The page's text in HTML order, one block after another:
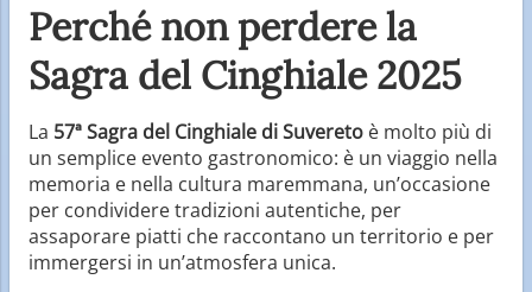
Perché non perdere la
Sagra del Cinghiale 2025
La 57ª Sagra del Cinghiale di Suvereto è molto più di
un semplice evento gastronomico: è un viaggio nella
memoria e nella cultura maremmana, un’occasione
per condividere tradizioni autentiche, per
assaporare piatti che raccontano un territorio e per
immergersi in un’atmosfera unica.